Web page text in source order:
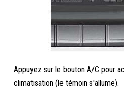
Appuyez sur le bouton A/C pour
climatisation (le témoin s'allume).